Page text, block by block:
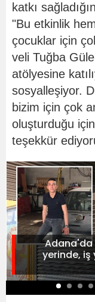
katkı
"Bu etkinlik
çocuklar için
veli Tuğba
atölyesine
sosyalleşiyor.
bizim için çok
oluşturduğu
teşekkür
Adana'da
yerinde, iş